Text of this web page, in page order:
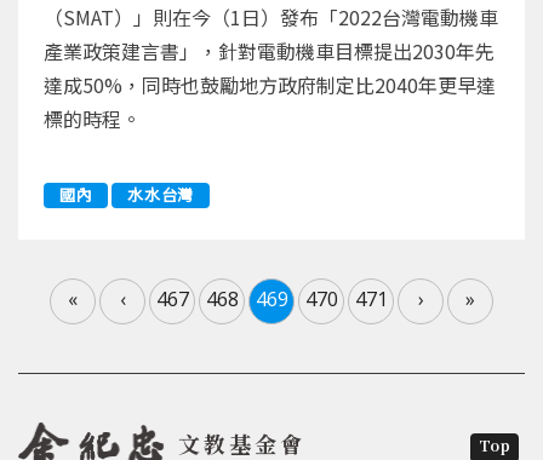
（SMAT）」則在今（1日）發布「2022台灣電動機車
產業政策建言書」，針對電動機車目標提出2030年先
達成50%，同時也鼓勵地方政府制定比2040年更早達
標的時程。
國內 水水台灣
« ‹ 467 468 469 470 471 › »
文教基金會 Top